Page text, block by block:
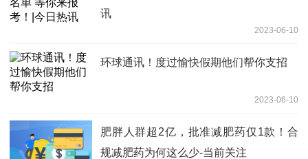
讯
2023-06-10
环球通讯！度过愉快假期他们帮你支招
2023-06-10
肥胖人群超2亿，批准减肥药仅1款！合
规减肥药为何这么少-当前关注